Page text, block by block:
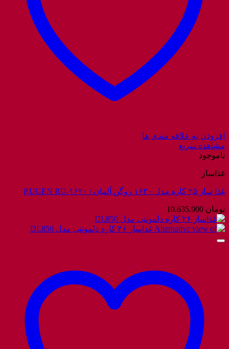
افزودن به علاقه مندی ها
مشاهده سریع
ناموجود
غذاساز
غذا ساز ۲۵ کاره مدل ۱۶۲۰ روگن آلمان / RUGEN RU-۱۶۲۰
تومان